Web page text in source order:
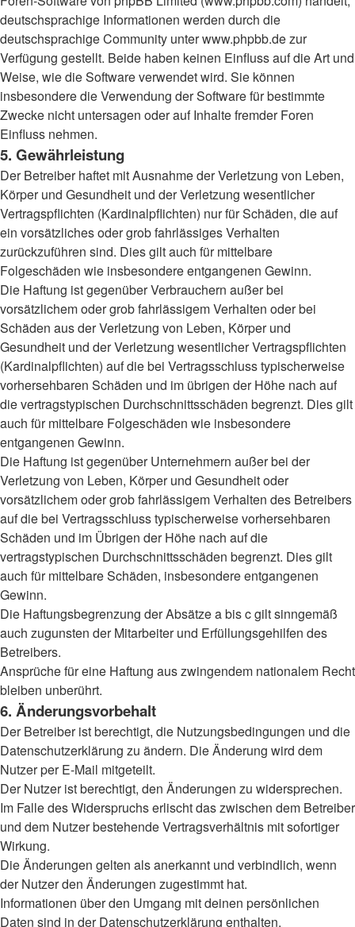
deutschsprachige Informationen werden durch die
deutschsprachige Community unter www.phpbb.de zur
Verfügung gestellt. Beide haben keinen Einfluss auf die Art und
Weise, wie die Software verwendet wird. Sie können
insbesondere die Verwendung der Software für bestimmte
Zwecke nicht untersagen oder auf Inhalte fremder Foren
Einfluss nehmen.
5. Gewährleistung
Der Betreiber haftet mit Ausnahme der Verletzung von Leben,
Körper und Gesundheit und der Verletzung wesentlicher
Vertragspflichten (Kardinalpflichten) nur für Schäden, die auf
ein vorsätzliches oder grob fahrlässiges Verhalten
zurückzuführen sind. Dies gilt auch für mittelbare
Folgeschäden wie insbesondere entgangenen Gewinn.
Die Haftung ist gegenüber Verbrauchern außer bei
vorsätzlichem oder grob fahrlässigem Verhalten oder bei
Schäden aus der Verletzung von Leben, Körper und
Gesundheit und der Verletzung wesentlicher Vertragspflichten
(Kardinalpflichten) auf die bei Vertragsschluss typischerweise
vorhersehbaren Schäden und im übrigen der Höhe nach auf
die vertragstypischen Durchschnittsschäden begrenzt. Dies gilt
auch für mittelbare Folgeschäden wie insbesondere
entgangenen Gewinn.
Die Haftung ist gegenüber Unternehmern außer bei der
Verletzung von Leben, Körper und Gesundheit oder
vorsätzlichem oder grob fahrlässigem Verhalten des Betreibers
auf die bei Vertragsschluss typischerweise vorhersehbaren
Schäden und im Übrigen der Höhe nach auf die
vertragstypischen Durchschnittsschäden begrenzt. Dies gilt
auch für mittelbare Schäden, insbesondere entgangenen
Gewinn.
Die Haftungsbegrenzung der Absätze a bis c gilt sinngemäß
auch zugunsten der Mitarbeiter und Erfüllungsgehilfen des
Betreibers.
Ansprüche für eine Haftung aus zwingendem nationalem Recht
bleiben unberührt.
6. Änderungsvorbehalt
Der Betreiber ist berechtigt, die Nutzungsbedingungen und die
Datenschutzerklärung zu ändern. Die Änderung wird dem
Nutzer per E-Mail mitgeteilt.
Der Nutzer ist berechtigt, den Änderungen zu widersprechen.
Im Falle des Widerspruchs erlischt das zwischen dem Betreiber
und dem Nutzer bestehende Vertragsverhältnis mit sofortiger
Wirkung.
Die Änderungen gelten als anerkannt und verbindlich, wenn
der Nutzer den Änderungen zugestimmt hat.
Informationen über den Umgang mit deinen persönlichen
Daten sind in der Datenschutzerklärung enthalten.